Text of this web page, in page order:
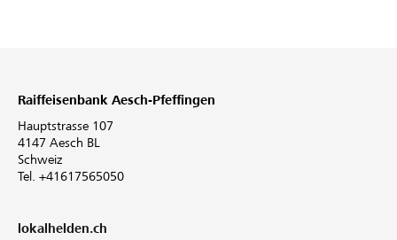
Raiffeisenbank Aesch-Pfeffingen
Hauptstrasse 107
4147 Aesch BL
Schweiz
Tel. +41617565050
lokalhelden.ch